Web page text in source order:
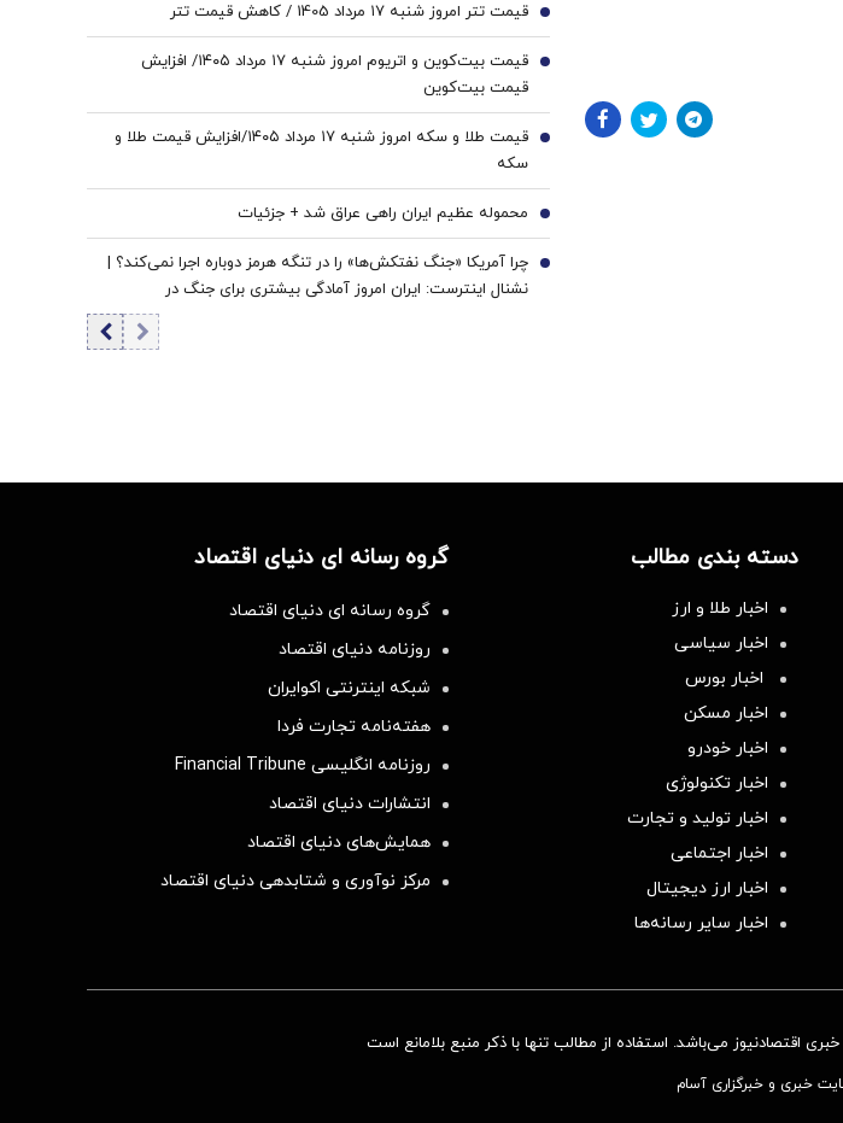
قیمت تتر امروز شنبه ۱۷ مرداد 1405 / کاهش قیمت تتر 6
قیمت بیت‌کوین و اتریوم امروز شنبه ۱۷ مرداد ۱۴۰۵/ افزایش
قیمت بیت‌کوین
7
قیمت طلا و سکه امروز شنبه ۱۷ مرداد ۱۴۰۵/افزایش قیمت طلا و
سکه
8
محموله عظیم ایران راهی عراق شد + جزئیات 9
چرا آمریکا «جنگ نفتکش‌ها» را در تنگه هرمز دوباره اجرا نمی‌کند؟ |
نشنال اینترست: ایران امروز آمادگی بیشتری برای جنگ در
10
دسته بندی مطالب
اخبار طلا و ارز
اخبار سیاسی
اخبار بورس
اخبار مسکن
اخبار خودرو
اخبار تکنولوژی
اخبار تولید و تجارت
اخبار اجتماعی
اخبار ارز دیجیتال
اخبار سایر رسانه‌‌ها
گروه رسانه ای دنیای اقتصاد
گروه رسانه ای دنیای اقتصاد
روزنامه دنیای اقتصاد
شبکه اینترنتی اکوایران
هفته‌نامه تجارت فردا
روزنامه انگلیسی Financial Tribune
انتشارات دنیای اقتصاد
همایش‌های دنیای اقتصاد
مرکز نوآوری و شتابدهی دنیای اقتصاد
اقتصادنیوز می‌باشد. استفاده از مطالب تنها با ذکر منبع بلامانع است
خبری و خبرگزاری آسام